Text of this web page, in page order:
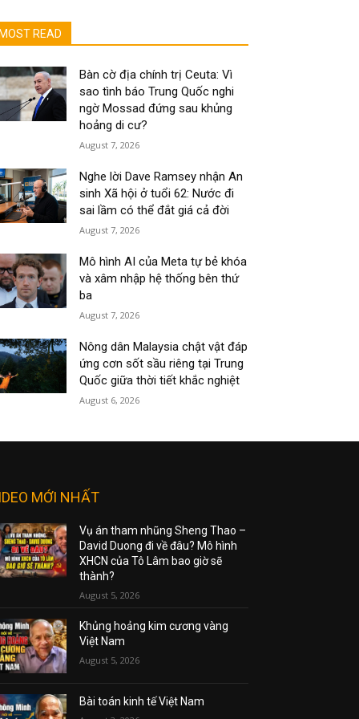
MOST READ
Bàn cờ địa chính trị Ceuta: Vì
sao tình báo Trung Quốc nghi
ngờ Mossad đứng sau khủng
hoảng di cư?
August 7, 2026
Nghe lời Dave Ramsey nhận An
sinh Xã hội ở tuổi 62: Nước đi
sai lầm có thể đắt giá cả đời
August 7, 2026
Mô hình AI của Meta tự bẻ khóa
và xâm nhập hệ thống bên thứ
ba
August 7, 2026
Nông dân Malaysia chật vật đáp
ứng cơn sốt sầu riêng tại Trung
Quốc giữa thời tiết khắc nghiệt
August 6, 2026
MỚI NHẤT
Vụ án tham nhũng Sheng Thao –
David Duong đi về đâu? Mô hình
XHCN của Tô Lâm bao giờ sẽ
thành?
August 5, 2026
Khủng hoảng kim cương vàng
Việt Nam
August 5, 2026
Bài toán kinh tế Việt Nam